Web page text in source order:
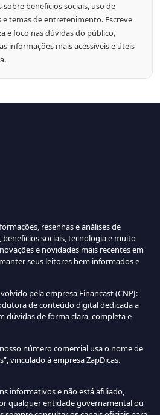
benefícios sociais, uso de
e temas de entretenimento. Escreve
e foco nas dúvidas do público,
informações mais acessíveis e úteis
resenhas e análises de
sociais, tecnologia e muito
e novidades mais recentes em
seus leitores bem informados e
pela empresa Financast (CNPJ:
de conteúdo digital dedicada a
dúvidas de forma clara, completa e
número comercial usa o nome de
vinculado à empresa ZapDicas.
informativos e não está afiliado,
qualquer entidade governamental ou